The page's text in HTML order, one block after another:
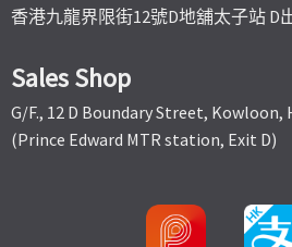
香港九龍界限街12號D地舖太子站 D
Sales Shop
G/F., 12 D Boundary Street, Kowloon,
(Prince Edward MTR station, Exit D)